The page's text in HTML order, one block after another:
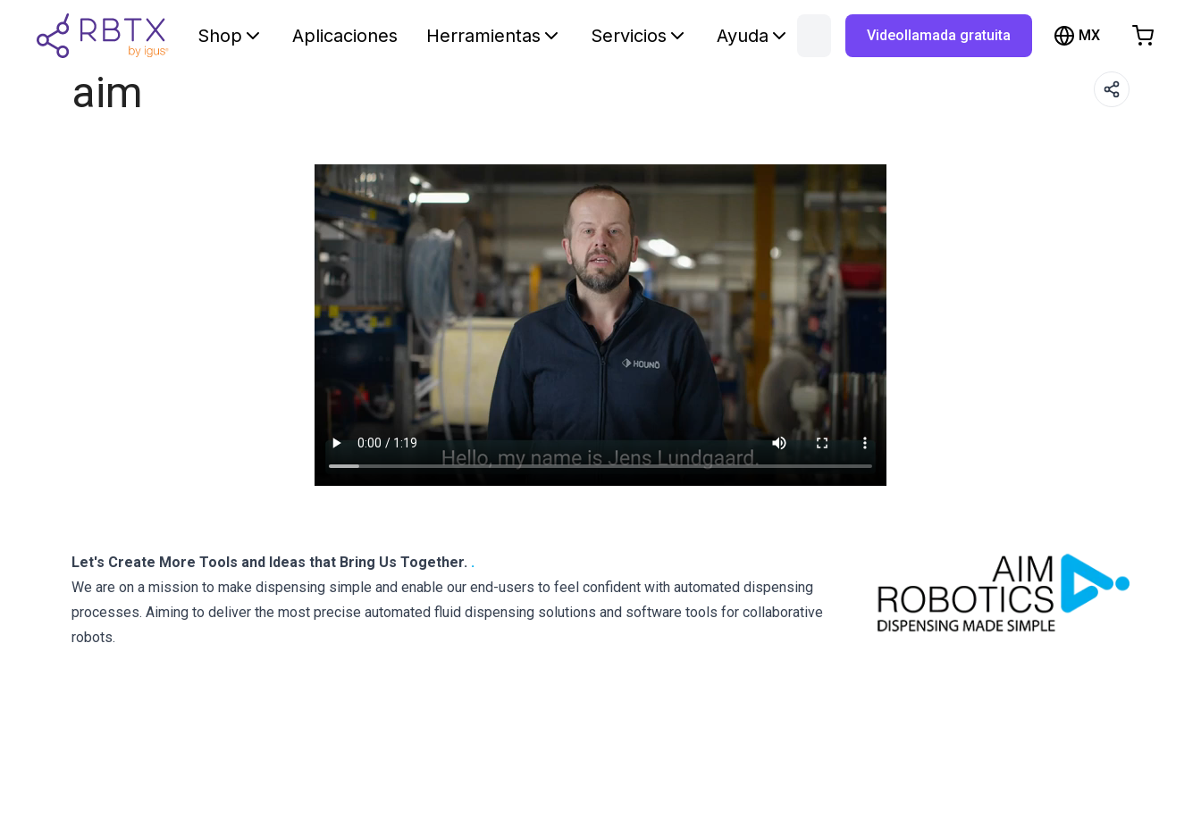
Shop Aplicaciones Herramientas Servicios Ayuda Buscar en RBTX…
Videollamada gratuita MX
aim
Let's Create More Tools and Ideas that Bring Us Together. .
We are on a mission to make dispensing simple and enable our end-users to feel confident with automated dispensing
processes. Aiming to deliver the most precise automated fluid dispensing solutions and software tools for collaborative
robots.
Shopping Cart